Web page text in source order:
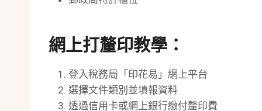
網上打釐印教學：
登入稅務局「印花易」網上平台
選擇文件類別並填報資料
透過信用卡或網上銀行繳付釐印費